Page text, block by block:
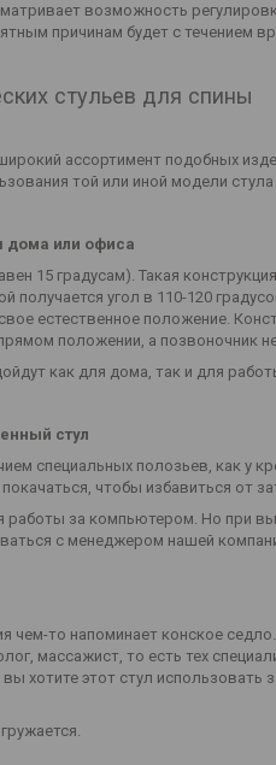
возможность
причинам будет с течением
стульев для спины
ассортимент подобных
той или иной модели
дома или офиса
15 градусам). Такая
получается угол в 110-120
естественное положение.
положении, а позвоночник
как для дома, так и для
стул
специальных полозьев, как у
чтобы избавиться от
работы за компьютером. Но при
с менеджером нашей
чем-то напоминает конское
массажист, то есть тех
хотите этот стул